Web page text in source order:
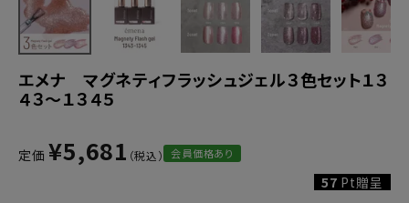
エメナ マグネティフラッシュジェル３色セット１３
４３～１３４５
定価 ¥5,681 会員価格あり
57 Pt贈呈